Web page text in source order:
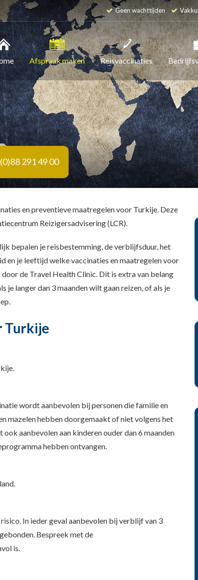
Geen wachttijden
Afspraak maken Reisvaccinaties
291 49 00
en preventieve maatregelen voor Turkije. Deze
Reizigersadvisering (LCR).
bepalen je reisbestemming, de verblijfsduur, het
en je leeftijd welke vaccinaties en maatregelen voor
de Travel Health Clinic. Dit is extra van belang
je langer dan 3 maanden wilt gaan reizen, of als je
Turkije
wordt aanbevolen bij personen die familie en
mazelen hebben doorgemaakt of niet volgens het
aanbevolen aan kinderen ouder dan 6 maanden
hebben ontvangen.
In ieder geval aanbevolen bij verblijf van 3
Bespreek met de
is.